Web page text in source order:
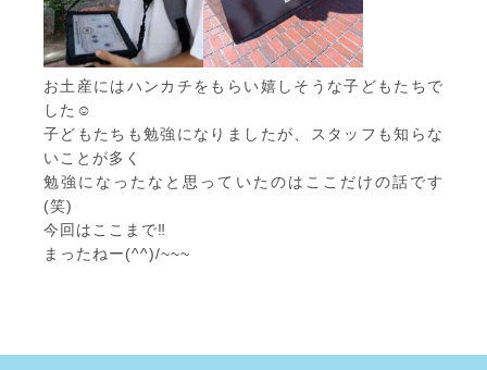
お土産にはハンカチをもらい嬉しそうな子どもたちで
した☺
子どもたちも勉強になりましたが、スタッフも知らな
いことが多く
勉強になったなと思っていたのはここだけの話です
(笑)
今回はここまで‼
まったねー(^^)/~~~